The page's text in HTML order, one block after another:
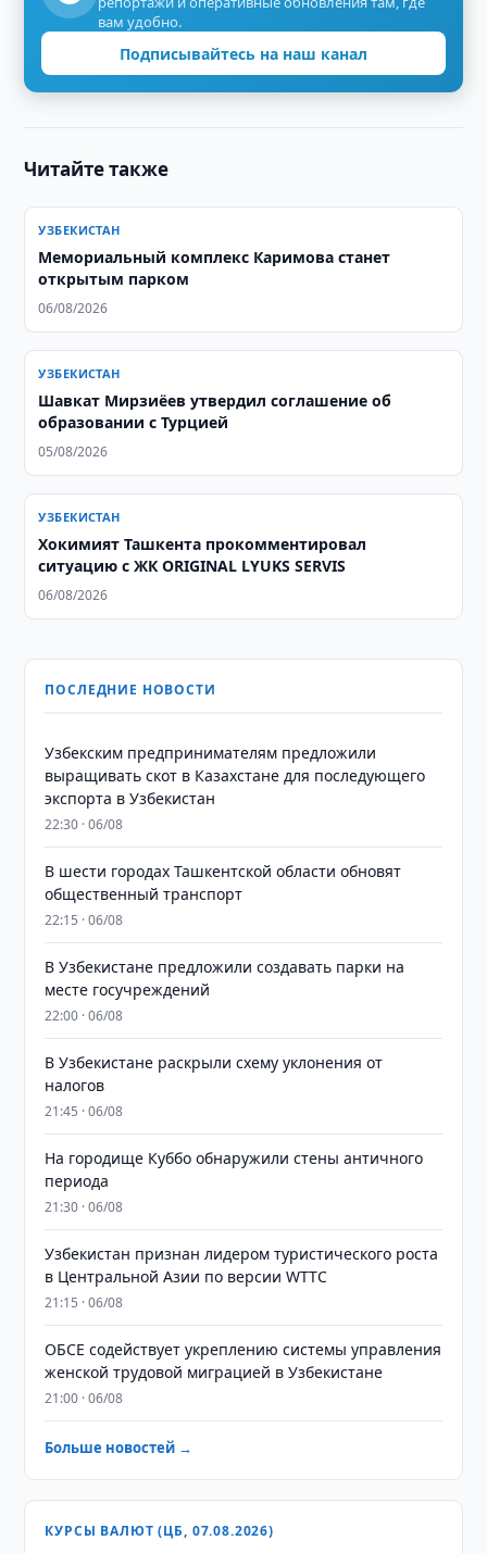
вам удобно.
Подписывайтесь на наш канал
Читайте также
УЗБЕКИСТАН
Мемориальный комплекс Каримова станет
открытым парком
06/08/2026
УЗБЕКИСТАН
Шавкат Мирзиёев утвердил соглашение об
образовании с Турцией
05/08/2026
УЗБЕКИСТАН
Хокимият Ташкента прокомментировал
ситуацию с ЖК ORIGINAL LYUKS SERVIS
06/08/2026
ПОСЛЕДНИЕ НОВОСТИ
Узбекским предпринимателям предложили
выращивать скот в Казахстане для последующего
экспорта в Узбекистан
22:30 · 06/08
В шести городах Ташкентской области обновят
общественный транспорт
22:15 · 06/08
В Узбекистане предложили создавать парки на
месте госучреждений
22:00 · 06/08
В Узбекистане раскрыли схему уклонения от
налогов
21:45 · 06/08
На городище Куббо обнаружили стены античного
периода
21:30 · 06/08
Узбекистан признан лидером туристического роста
в Центральной Азии по версии WTTC
21:15 · 06/08
ОБСЕ содействует укреплению системы управления
женской трудовой миграцией в Узбекистане
21:00 · 06/08
Больше новостей →
КУРСЫ ВАЛЮТ (ЦБ, 07.08.2026)